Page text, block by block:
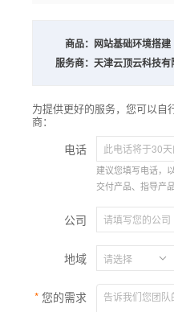
商品： 网站基础环境搭建
服务商： 天津云顶云科技有
为提供更好的服务，您可以自
商：
电话
建议您填写电话，
交付产品、指导产
公司
地域
您的需求